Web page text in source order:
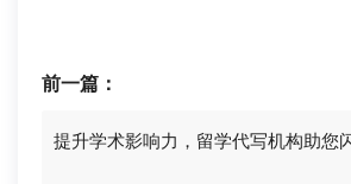
前一篇：
提升学术影响力，留学代写机构助您